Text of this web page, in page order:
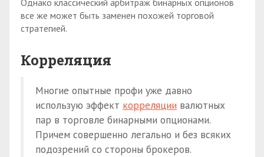
Однако классический арбитраж бинарных опционов
все же может быть заменен похожей торговой
стратегией.
Корреляция
Многие опытные профи уже давно
использую эффект корреляции валютных
пар в торговле бинарными опционами.
Причем совершенно легально и без всяких
подозрений со стороны брокеров.